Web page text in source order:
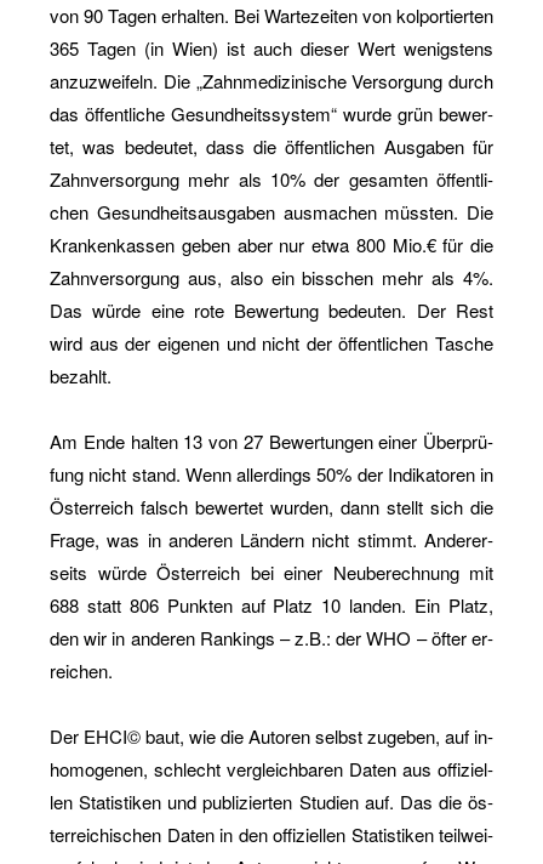
von 90 Tagen er­hal­ten. Bei War­te­zei­ten von kol­por­tier­ten
365 Tagen (in Wien) ist auch die­ser Wert we­nigs­tens
an­zu­zwei­feln. Die „Zahn­me­di­zi­ni­sche Ver­sor­gung durch
das öf­fent­li­che Ge­sund­heits­sys­tem“ wurde grün be­wer­
tet, was be­deu­tet, dass die öf­fent­li­chen Aus­ga­ben für
Zahn­ver­sor­gung mehr als 10% der ge­sam­ten öf­fent­li­
chen Ge­sund­heits­aus­ga­ben aus­ma­chen müss­ten. Die
Kran­ken­kas­sen geben aber nur etwa 800 Mio.€ für die
Zahn­ver­sor­gung aus, also ein biss­chen mehr als 4%.
Das würde eine rote Be­wer­tung be­deu­ten. Der Rest
wird aus der ei­ge­nen und nicht der öf­fent­li­chen Ta­sche
be­zahlt.
Am Ende hal­ten 13 von 27 Be­wer­tun­gen einer Über­prü­
fung nicht stand. Wenn al­ler­dings 50% der In­di­ka­to­ren in
Ös­ter­reich falsch be­wer­tet wur­den, dann stellt sich die
Frage, was in an­de­ren Län­dern nicht stimmt. An­de­rer­
seits würde Ös­ter­reich bei einer Neu­be­rech­nung mit
688 statt 806 Punk­ten auf Platz 10 lan­den. Ein Platz,
den wir in an­de­ren Ran­kings – z.B.: der WHO – öfter er­
rei­chen.
Der EHCI© baut, wie die Au­to­ren selbst zu­ge­ben, auf in­
ho­mo­ge­nen, schlecht ver­gleich­ba­ren Daten aus of­fi­zi­el­
len Sta­tis­ti­ken und pu­bli­zier­ten Stu­di­en auf. Das die ös­
ter­rei­chi­schen Daten in den of­fi­zi­el­len Sta­tis­ti­ken teil­wei­